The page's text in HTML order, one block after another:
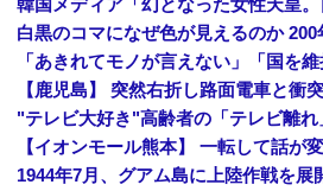
白黒のコマになぜ色が見えるのか 200
"テレビ大好き"高齢者の「テレビ離れ
1944年7月、グアム島に上陸作戦を展